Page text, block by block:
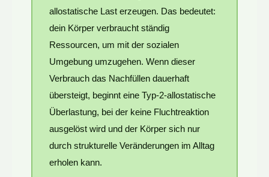
allostatische Last erzeugen. Das bedeutet:
dein Körper verbraucht ständig
Ressourcen, um mit der sozialen
Umgebung umzugehen. Wenn dieser
Verbrauch das Nachfüllen dauerhaft
übersteigt, beginnt eine Typ-2-allostatische
Überlastung, bei der keine Fluchtreaktion
ausgelöst wird und der Körper sich nur
durch strukturelle Veränderungen im Alltag
erholen kann.